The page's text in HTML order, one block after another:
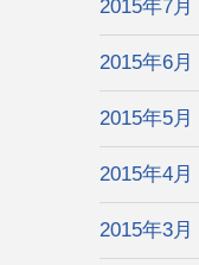
2015年7月
2015年6月
2015年5月
2015年4月
2015年3月